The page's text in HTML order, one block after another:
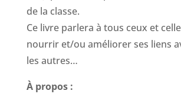
de la classe.
Ce livre parlera à tous ceux et
nourrir et/ou améliorer ses liens
les autres…
À propos :